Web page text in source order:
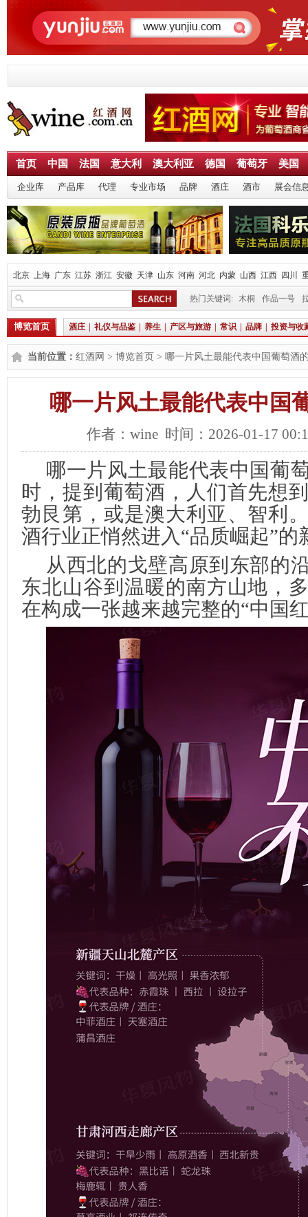
首页 中国 法国 意大利 澳大利亚 德国 葡萄牙 美国
企业库 产品库 代理 专业市场 品牌 酒庄 酒市 展会信
北京 上海 广东 江苏 浙江 安徽 天津 山东 河南 河北 内蒙 山西 江西 四川
热门关键词: 木桐 作品一号
博览首页 酒庄 礼仪与品鉴 养生 产区与旅游 常识 品牌 投资与收
当前位置： 红酒网 > 博览首页 > 哪一片风土最能代表中国葡萄酒
哪一片风土最能代表中国
作者：wine 时间：2026-01-17
哪一片风土最能代表中国葡
时，提到葡萄酒，人们首先想
勃艮第，或是澳大利亚、智利
酒行业正悄然进入“品质崛起”的
从西北的戈壁高原到东部的
东北山谷到温暖的南方山地，
在构成一张越来越完整的“中国